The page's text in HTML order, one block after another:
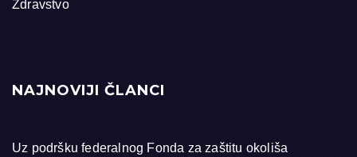
Zdravstvo
NAJNOVIJI ČLANCI
Uz podršku federalnog Fonda za zaštitu okoliša